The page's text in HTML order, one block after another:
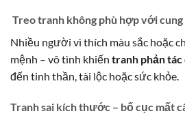
Treo tranh không phù hợp với cung
Nhiều người vì thích màu sắc hoặc
mệnh – vô tình khiến tranh phản tác
đến tinh thần, tài lộc hoặc sức khỏe.
Tranh sai kích thước – bố cục mất